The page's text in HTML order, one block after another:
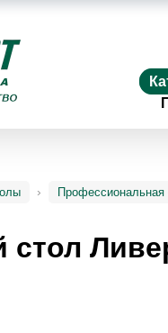
Профессиональная
стол